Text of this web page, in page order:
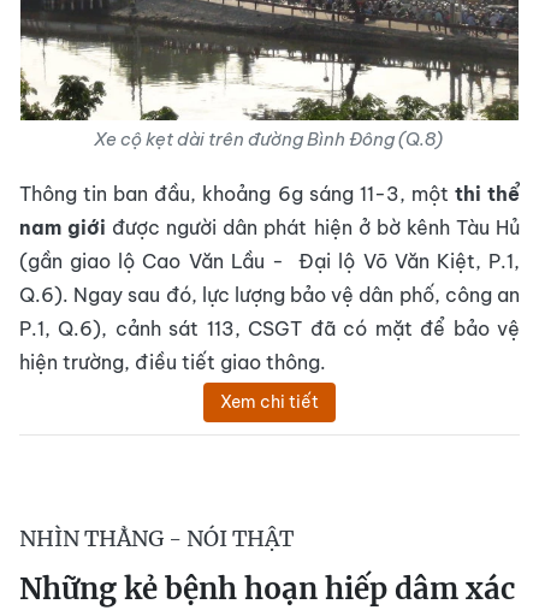
Xe cộ kẹt dài trên đường Bình Đông (Q.8)
Thông tin ban đầu, khoảng 6g sáng 11-3, một thi thể
nam giới được người dân phát hiện ở bờ kênh Tàu Hủ
(gần giao lộ Cao Văn Lầu - Đại lộ Võ Văn Kiệt, P.1,
Q.6). Ngay sau đó, lực lượng bảo vệ dân phố, công an
P.1, Q.6), cảnh sát 113, CSGT đã có mặt để bảo vệ
hiện trường, điều tiết giao thông.
Xem chi tiết
NHÌN THẲNG - NÓI THẬT
Những kẻ bệnh hoạn hiếp dâm xác